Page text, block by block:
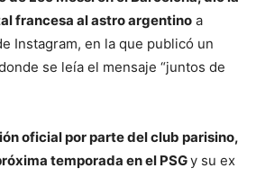
francesa al astro argentino a
Instagram, en la que publicó un
se leía el mensaje “juntos de
oficial por parte del club parisino,
temporada en el PSGy su ex